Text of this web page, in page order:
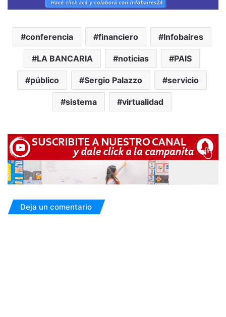
conferencia financiero Infobaires
LA BANCARIA noticias PAIS
público Sergio Palazzo servicio
sistema virtualidad
Deja un comentario